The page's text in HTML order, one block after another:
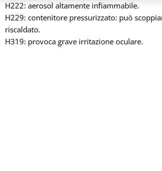
H222: aerosol altamente infiammabile.
H229: contenitore pressurizzato: può
riscaldato.
H319: provoca grave irritazione oculare.